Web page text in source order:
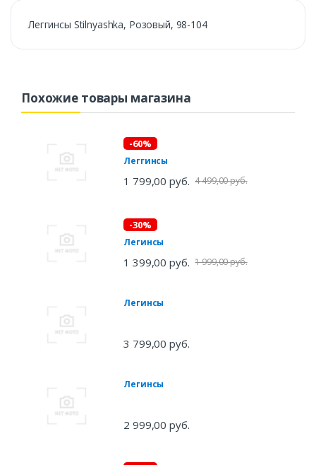
Леггинсы Stilnyashka, Розовый, 98-104
Похожие товары магазина
-60%
Леггинсы
1 799,00 руб. 4 499,00 руб.
-30%
Легинсы
1 399,00 руб. 1 999,00 руб.
Легинсы
3 799,00 руб.
Легинсы
2 999,00 руб.